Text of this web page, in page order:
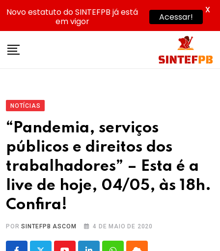
NOTÍCIAS
“Pandemia, serviços
públicos e direitos dos
trabalhadores” – Esta é a
live de hoje, 04/05, às 18h.
Confira!
PORSINTEFPB ASCOM 4 DE MAIO DE 2020
Novo estatuto do SINTEFPB já está
em vigor
Acessar!
X